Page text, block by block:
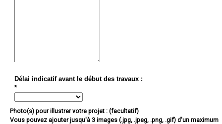
Délai indicatif avant le début des travaux :
*
Photo(s) pour illustrer votre projet : (facultatif)
Vous pouvez ajouter jusqu'à 3 images (.jpg, .jpeg, .png, .gif) d'un maximum